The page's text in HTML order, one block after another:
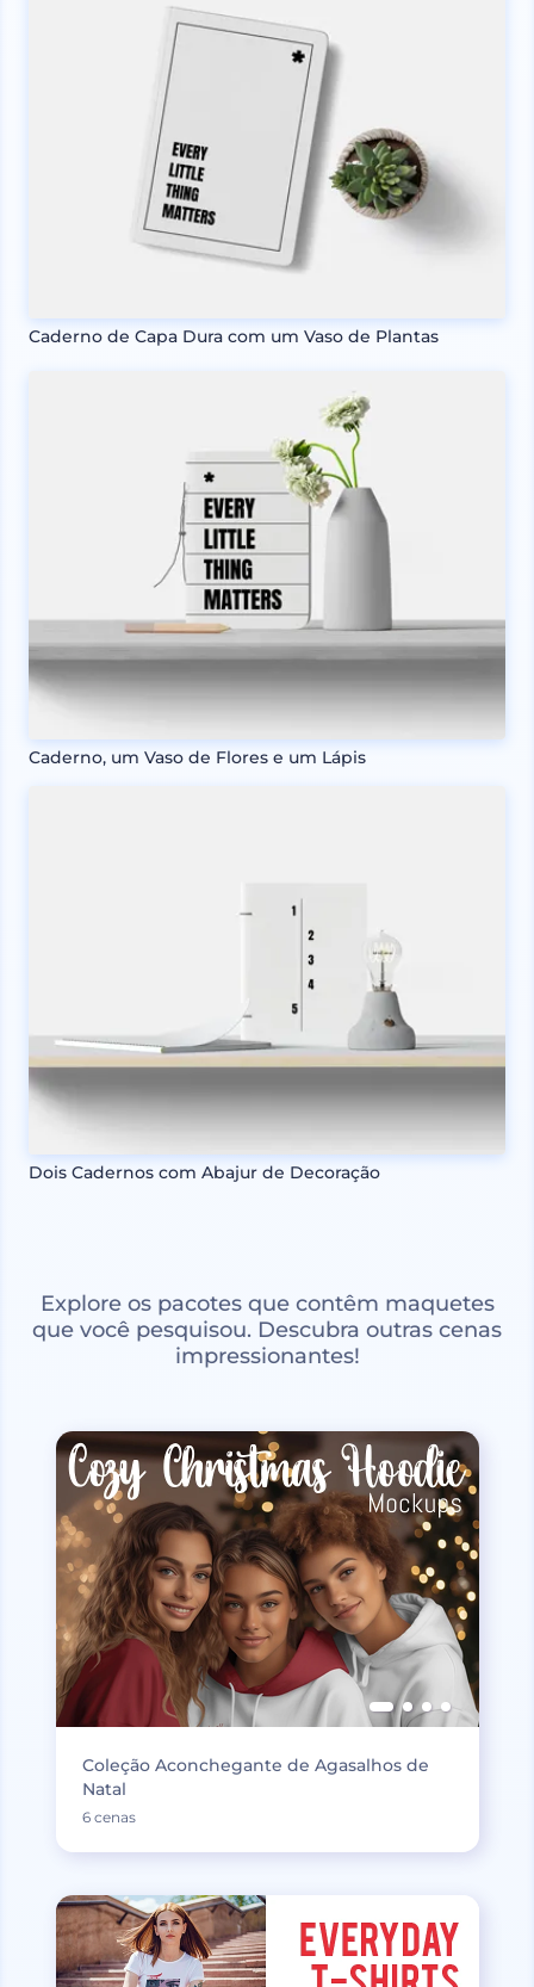
Caderno de Capa Dura com um Vaso de Plantas
Caderno, um Vaso de Flores e um Lápis
Dois Cadernos com Abajur de Decoração
Explore os pacotes que contêm maquetes
que você pesquisou. Descubra outras cenas
impressionantes!
Coleção Aconchegante de Agasalhos de
Natal
6 cenas